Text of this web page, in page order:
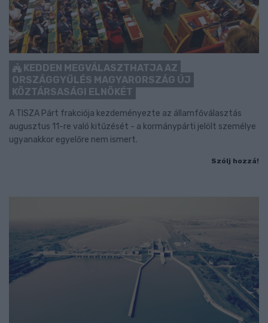
KEDDEN MEGVÁLASZTHATJA AZ
ORSZÁGGYŰLÉS MAGYARORSZÁG ÚJ
KÖZTÁRSASÁGI ELNÖKÉT
A TISZA Párt frakciója kezdeményezte az államfőválasztás
augusztus 11-re való kitűzését - a kormánypárti jelölt személye
ugyanakkor egyelőre nem ismert.
Szólj hozzá!